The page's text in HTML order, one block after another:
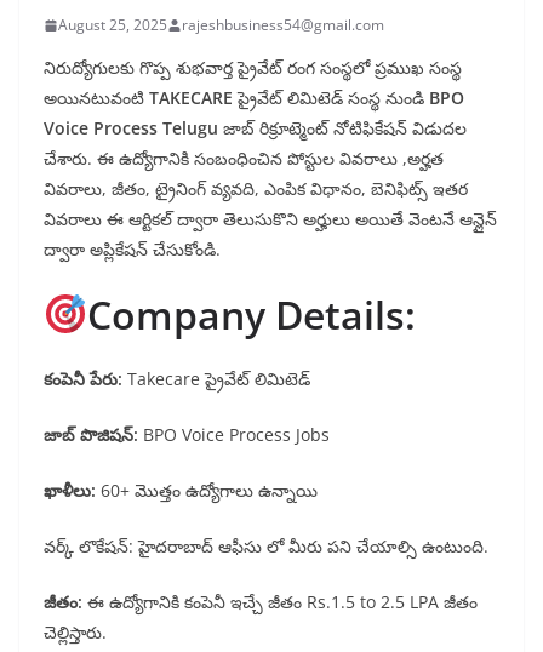
August 25, 2025 rajeshbusiness54@gmail.com
నిరుద్యోగులకు గొప్ప శుభవార్త ప్రైవేట్ రంగ సంస్థలో ప్రముఖ సంస్థ
అయినటువంటి TAKECARE ప్రైవేట్ లిమిటెడ్ సంస్థ నుండి BPO
Voice Process Telugu జాబ్ రిక్రూట్మెంట్ నోటిఫికేషన్ విడుదల
చేశారు. ఈ ఉద్యోగానికి సంబంధించిన పోస్టుల వివరాలు ,అర్హత
వివరాలు, జీతం, ట్రైనింగ్ వ్యవది, ఎంపిక విధానం, బెనిఫిట్స్ ఇతర
వివరాలు ఈ ఆర్టికల్ ద్వారా తెలుసుకొని అర్హులు అయితే వెంటనే ఆన్లైన్
ద్వారా అప్లికేషన్ చేసుకోండి.
Company Details:
కంపెనీ పేరు: Takecare ప్రైవేట్ లిమిటెడ్
జాబ్ పొజిషన్: BPO Voice Process Jobs
ఖాళీలు: 60+ మొత్తం ఉద్యోగాలు ఉన్నాయి
వర్క్ లొకేషన్: హైదరాబాద్ ఆఫీసు లో మీరు పని చేయాల్సి ఉంటుంది.
జీతం: ఈ ఉద్యోగానికి కంపెనీ ఇచ్చే జీతం Rs.1.5 to 2.5 LPA జీతం
చెల్లిస్తారు.